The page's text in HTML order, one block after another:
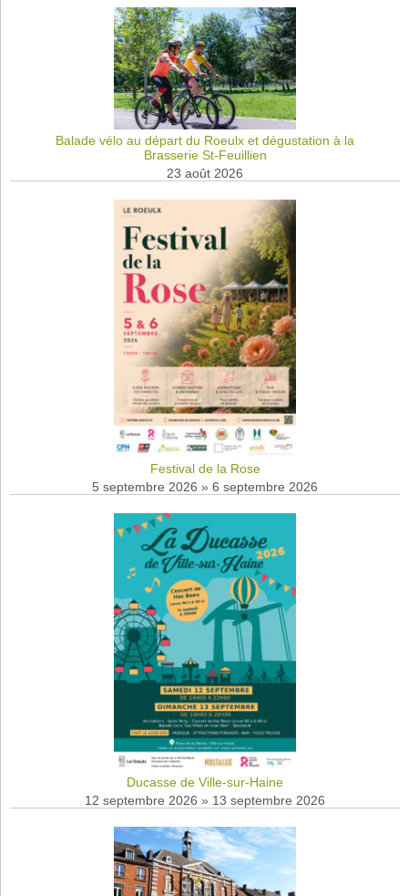
Balade vélo au départ du Roeulx et dégustation à la
Brasserie St-Feuillien
23 août 2026
Festival de la Rose
5 septembre 2026 » 6 septembre 2026
Ducasse de Ville-sur-Haine
12 septembre 2026 » 13 septembre 2026